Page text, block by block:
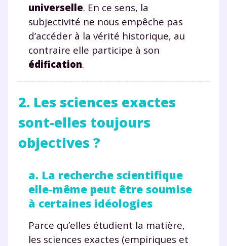
universelle. En ce sens, la
subjectivité ne nous empêche pas
d’accéder à la vérité historique, au
contraire elle participe à son
édification.
2. Les sciences exactes
sont-elles toujours
objectives ?
a. La recherche scientifique
elle-même peut être soumise
à certaines idéologies
Parce qu’elles étudient la matière,
les sciences exactes (empiriques et